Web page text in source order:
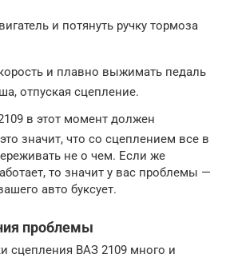
и потянуть ручку тормоза
и плавно выжимать педаль
отпуская сцепление.
в этот момент должен
значит, что со сцеплением все в
не о чем. Если же
то значит у вас проблемы —
авто буксует.
проблемы
сцепления ВАЗ 2109 много и